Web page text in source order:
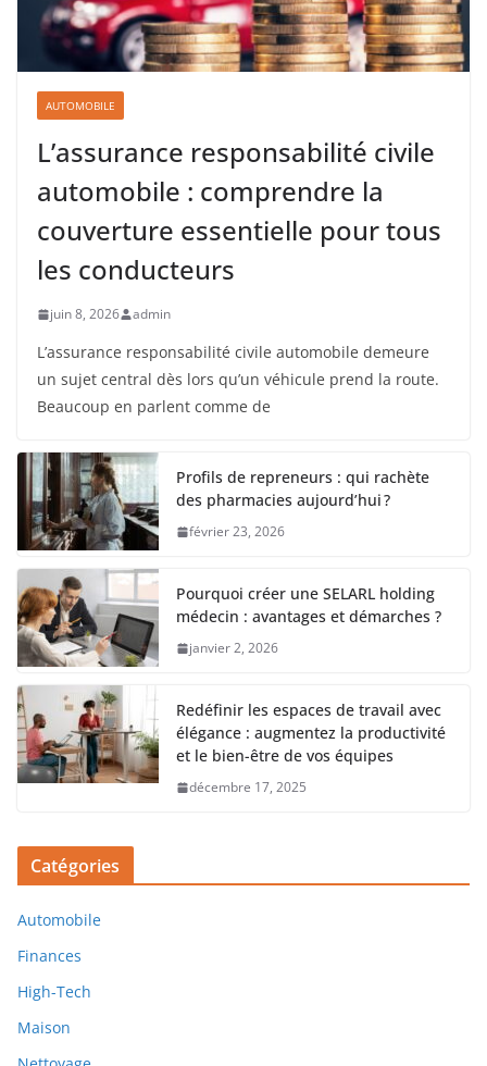
AUTOMOBILE
L’assurance responsabilité civile
automobile : comprendre la
couverture essentielle pour tous
les conducteurs
juin 8, 2026 admin
L’assurance responsabilité civile automobile demeure
un sujet central dès lors qu’un véhicule prend la route.
Beaucoup en parlent comme de
Profils de repreneurs : qui rachète
des pharmacies aujourd’hui ?
février 23, 2026
Pourquoi créer une SELARL holding
médecin : avantages et démarches ?
janvier 2, 2026
Redéfinir les espaces de travail avec
élégance : augmentez la productivité
et le bien-être de vos équipes
décembre 17, 2025
Catégories
Automobile
Finances
High-Tech
Maison